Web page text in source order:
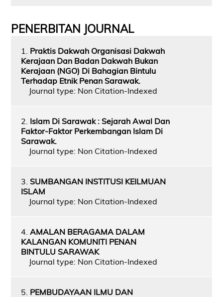
PENERBITAN JOURNAL
1. Praktis Dakwah Organisasi Dakwah
Kerajaan Dan Badan Dakwah Bukan
Kerajaan (NGO) Di Bahagian Bintulu
Terhadap Etnik Penan Sarawak.
Journal type: Non Citation-Indexed
2. Islam Di Sarawak : Sejarah Awal Dan
Faktor-Faktor Perkembangan Islam Di
Sarawak.
Journal type: Non Citation-Indexed
3. SUMBANGAN INSTITUSI KEILMUAN
ISLAM
Journal type: Non Citation-Indexed
4. AMALAN BERAGAMA DALAM
KALANGAN KOMUNITI PENAN
BINTULU SARAWAK
Journal type: Non Citation-Indexed
5. PEMBUDAYAAN ILMU DAN